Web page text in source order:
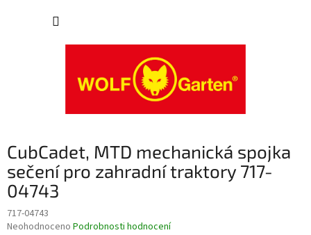
CubCadet, MTD mechanická spojka
sečení pro zahradní traktory 717-
04743
717-04743
Průměrné
Neohodnoceno Podrobnosti hodnocení